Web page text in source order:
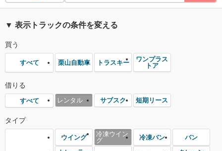
▼ 表示トラックの条件を変える
買う
すべて 栗山自動車 トラスキー
ワンプラス
トア
借りる
すべて レンタル サブスク 短期リース
タイプ
ウイング
冷凍ウイン
グ
冷凍バン バン